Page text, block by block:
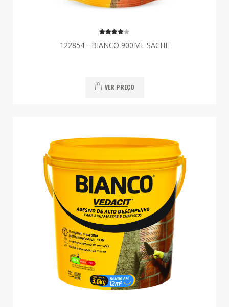
122854 - BIANCO 900ML SACHE
VER PREÇO